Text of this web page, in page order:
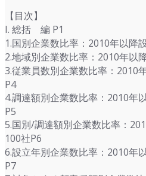
【目次】
I. 総括 編 P1
1.国別企業数比率：2010年以降
2.地域別企業数比率：2010年以
3.従業員数別企業数比率：2010
P4
4.調達額別企業数比率：2010年
P5
5.国別/調達額別企業数比率：
100社P6
6.設立年別企業数比率：2010年
P7